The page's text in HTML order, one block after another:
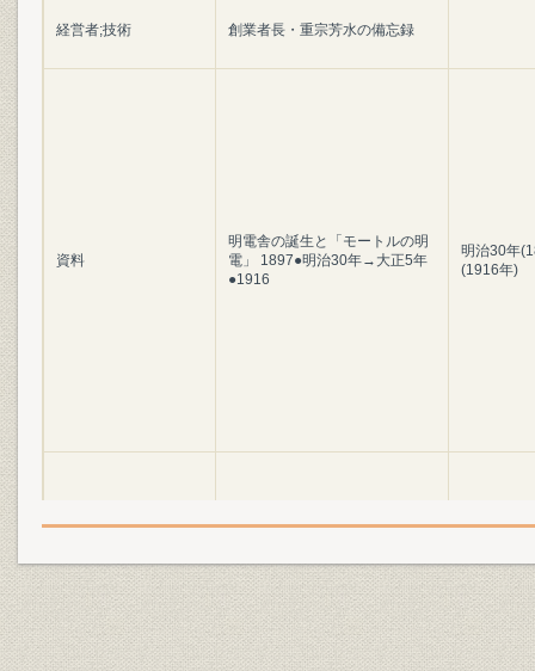
経営者;技術 創業者長・重宗芳水の備忘録
資料
明電舎の誕生と「モートルの明
電」 1897●明治30年→大正5年
●1916
明治30年
(1916年)
設備
明電舎の誕生と「モートルの明
電」 1897●明治30年→大正5年
●1916
大正2年
年)